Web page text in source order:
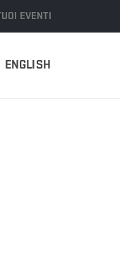
EVENTI
ENGLISH